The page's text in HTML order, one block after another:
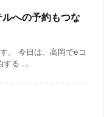
への予約もつな
。 今日は、高岡でeコ
する ...